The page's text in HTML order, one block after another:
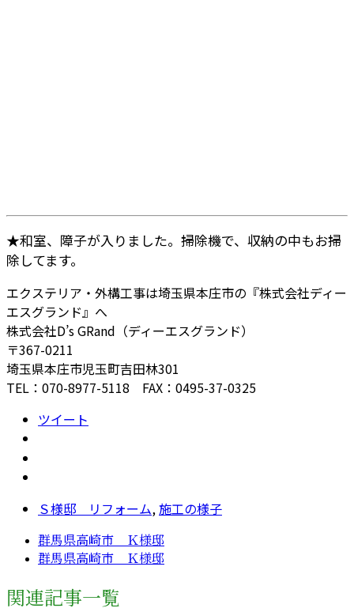
★和室、障子が入りました。掃除機で、収納の中もお掃
除してます。
エクステリア・外構工事は埼玉県本庄市の『株式会社ディー
エスグランド』へ
株式会社D’s GRand（ディーエスグランド）
〒367-0211
埼玉県本庄市児玉町吉田林301
TEL：070-8977-5118 FAX：0495-37-0325
ツイート
Ｓ様邸 リフォーム,施工の様子
群馬県高崎市 Ｋ様邸
群馬県高崎市 Ｋ様邸
関連記事一覧